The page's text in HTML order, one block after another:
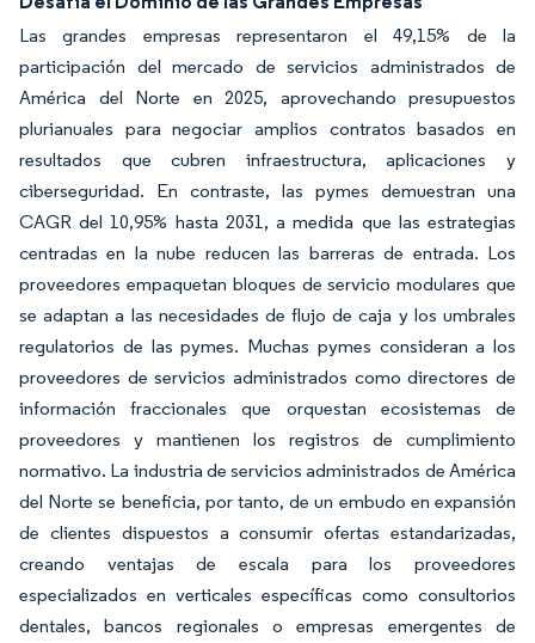
Las grandes empresas representaron el 49,15% de la
participación del mercado de servicios administrados de
América del Norte en 2025, aprovechando presupuestos
plurianuales para negociar amplios contratos basados en
resultados que cubren infraestructura, aplicaciones y
ciberseguridad. En contraste, las pymes demuestran una
CAGR del 10,95% hasta 2031, a medida que las estrategias
centradas en la nube reducen las barreras de entrada. Los
proveedores empaquetan bloques de servicio modulares que
se adaptan a las necesidades de flujo de caja y los umbrales
regulatorios de las pymes. Muchas pymes consideran a los
proveedores de servicios administrados como directores de
información fraccionales que orquestan ecosistemas de
proveedores y mantienen los registros de cumplimiento
normativo. La industria de servicios administrados de América
del Norte se beneficia, por tanto, de un embudo en expansión
de clientes dispuestos a consumir ofertas estandarizadas,
creando ventajas de escala para los proveedores
especializados en verticales específicas como consultorios
dentales, bancos regionales o empresas emergentes de